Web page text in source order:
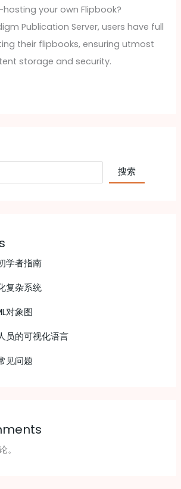
your own Flipbook?
Publication Server, users have full
their flipbooks, ensuring utmost
storage and security.
搜索
学者指南
复杂系统
对象图
员的可视化语言
见问题
。